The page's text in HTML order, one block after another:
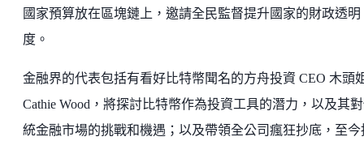
國家預算放在區塊鏈上，邀請全民監督提升國家的財政透明
度。
金融界的代表包括有看好比特幣聞名的方舟投資 CEO 木頭
Cathie Wood，將探討比特幣作為投資工具的潛力，以及其
統金融市場的挑戰和機遇；以及帶領全公司瘋狂抄底，至今